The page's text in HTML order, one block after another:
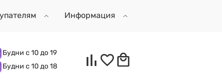
Информация
Будни с 10 до 19
Будни с 10 до 18